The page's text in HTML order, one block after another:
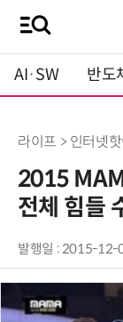
AI·SW 반도
라이프 > 인터넷
2015
전체 힘들
발행일 : 2015-12-